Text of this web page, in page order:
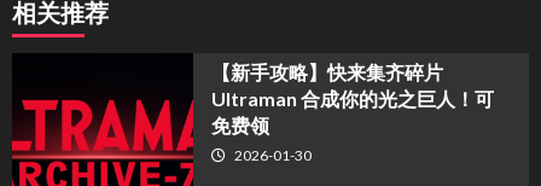
相关推荐
【新手攻略】快来集齐碎片
Ultraman 合成你的光之巨人！可
免费领
2026-01-30